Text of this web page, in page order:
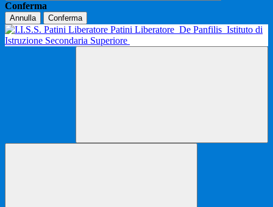
Conferma
Annulla Conferma
Patini Liberatore De Panfilis Istituto di
Istruzione Secondaria Superiore